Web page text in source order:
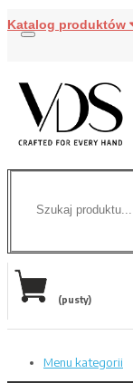
Katalog produktów
(pusty)
Menu kategorii